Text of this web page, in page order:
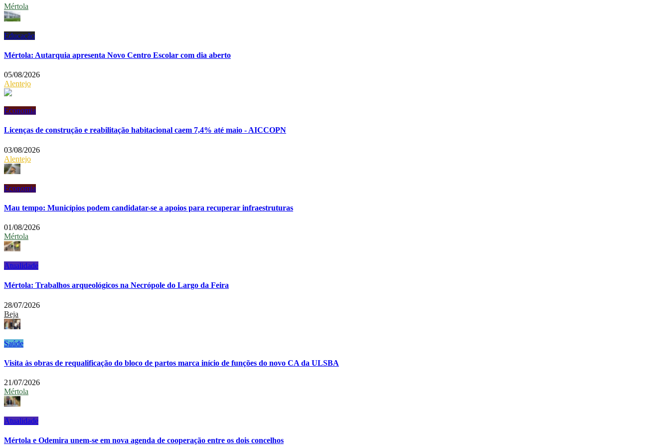
Mértola
Educação
Mértola: Autarquia apresenta Novo Centro Escolar com dia aberto
05/08/2026
Alentejo
Economia
Licenças de construção e reabilitação habitacional caem 7,4% até maio - AICCOPN
03/08/2026
Alentejo
Economia
Mau tempo: Municípios podem candidatar-se a apoios para recuperar infraestruturas
01/08/2026
Mértola
Atualidade
Mértola: Trabalhos arqueológicos na Necrópole do Largo da Feira
28/07/2026
Beja
Saúde
Visita às obras de requalificação do bloco de partos marca início de funções do novo CA da ULSBA
21/07/2026
Mértola
Atualidade
Mértola e Odemira unem-se em nova agenda de cooperação entre os dois concelhos